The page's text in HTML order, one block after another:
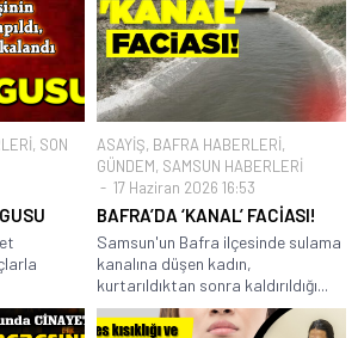
, SON
ASAYİŞ, BAFRA HABERLERİ,
GÜNDEM, SAMSUN HABERLERİ
17 Haziran 2026 16:53
BAFRA’DA ‘KANAL’ FACİASI!
Samsun'un Bafra ilçesinde sulama
kanalına düşen kadın,
kurtarıldıktan sonra kaldırıldığı...